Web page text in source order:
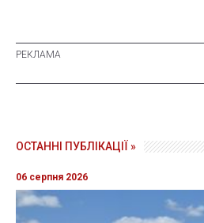
ОСТАННІ ПУБЛІКАЦІЇ »
06 серпня 2026